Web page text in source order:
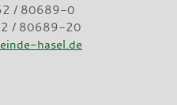
/ 80689-0
/ 80689-20
hasel.de